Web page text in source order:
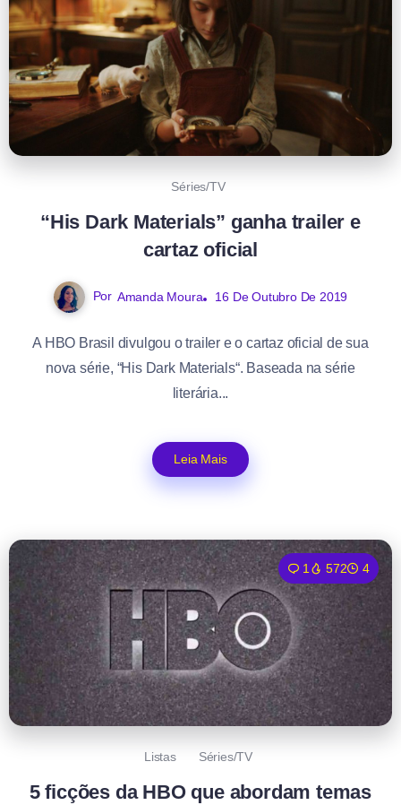
Séries/TV
“His Dark Materials” ganha trailer e
cartaz oficial
Por Amanda Moura 16 De Outubro De 2019
A HBO Brasil divulgou o trailer e o cartaz oficial de sua
nova série, “His Dark Materials“. Baseada na série
literária...
Leia Mais
1 572 4
Listas Séries/TV
5 ficções da HBO que abordam temas